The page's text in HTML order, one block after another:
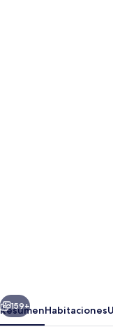
Siguiente
159+
ResumenHabitaciones